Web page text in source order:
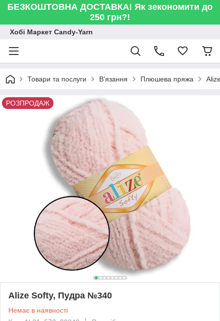
БЕЗКОШТОВНА ДОСТАВКА! Як зекономити до
250 грн?!
Хобі Маркет Candy-Yarn
Товари та послуги В'язання Плюшева пряжа
РОЗПРОДАЖ
Alize Softy, Пудра №340
Немає в наявності